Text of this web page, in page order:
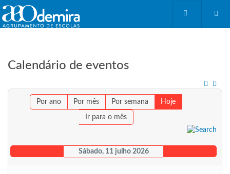
Calendário de eventos
Por ano Por mês Por semana Hoje
Ir para o mês
Sábado, 11 julho 2026